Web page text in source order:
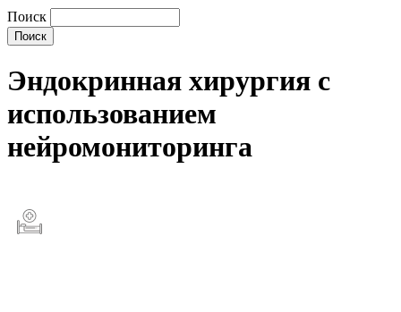
Поиск
Эндокринная хирургия с
использованием
нейромониторинга